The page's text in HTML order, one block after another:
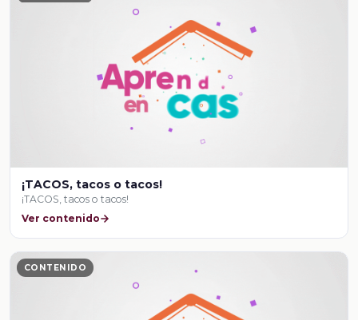
¡TACOS, tacos o tacos!
¡TACOS, tacos o tacos!
Ver contenido
CONTENIDO